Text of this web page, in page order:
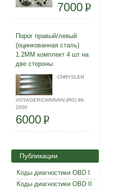
7000P
Порог правый/левый
(оцинкованная сталь)
1.2ММ комплект 4 шт на
две стороны
CHRYSLER
VOYAGER/CARAVAN (RG) 96-
2000
6000P
Публикации
Коды диагностики OBD I
Коды диагностики OBD II